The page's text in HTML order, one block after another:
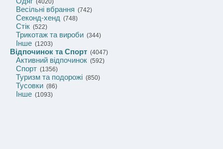
(4020)
Весільні вбрання (742)
Секонд-хенд (748)
Стік (522)
Трикотаж та вироби (344)
Інше (1203)
Відпочинок та Спорт (4047)
Активний відпочинок (592)
Спорт (1356)
Туризм та подорожі (850)
Тусовки (86)
Інше (1093)